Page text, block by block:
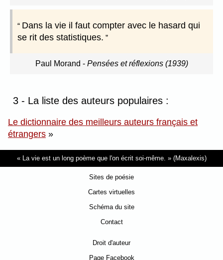
Dans la vie il faut compter avec le hasard qui
se rit des statistiques.
Paul Morand - Pensées et réflexions (1939)
3 - La liste des auteurs populaires :
Le dictionnaire des meilleurs auteurs français et
étrangers »
La vie est un long poème que l'on écrit soi-même. (Maxalexis)
Sites de poésie
Cartes virtuelles
Schéma du site
Contact
Droit d'auteur
Page Facebook